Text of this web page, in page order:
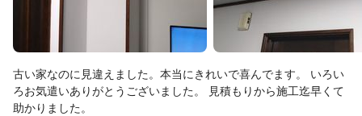
古い家なのに見違えました。本当にきれいで喜んでます。 いろい
ろお気遣いありがとうございました。 見積もりから施工迄早くて
助かりました。